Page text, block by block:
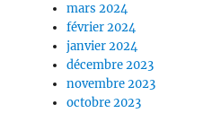
mars 2024
février 2024
janvier 2024
décembre 2023
novembre 2023
octobre 2023